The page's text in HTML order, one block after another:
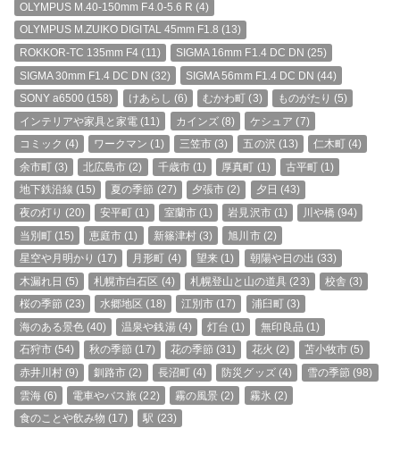
OLYMPUS M.40-150mm F4.0-5.6 R (4)
OLYMPUS M.ZUIKO DIGITAL 45mm F1.8 (13)
ROKKOR-TC 135mm F4 (11) SIGMA 16mm F1.4 DC DN (25)
SIGMA 30mm F1.4 DC DN (32) SIGMA 56mm F1.4 DC DN (44)
SONY a6500 (158) けあらし (6) むかわ町 (3) ものがたり (5)
インテリアや家具と家電 (11) カインズ(8) ケシュア (7)
コミック (4) ワークマン (1) 三笠市 (3) 五の沢 (13) 仁木町 (4)
余市町(3) 北広島市 (2) 千歳市(1) 厚真町 (1) 古平町 (1)
地下鉄沿線 (15) 夏の季節 (27) 夕張市 (2) 夕日 (43)
夜の灯り (20) 安平町 (1) 室蘭市(1) 岩見沢市(1) 川や橋 (94)
当別町(15) 恵庭市 (1) 新篠津村(3) 旭川市(2)
星空や月明かり (17) 月形町 (4) 望来 (1) 朝陽や日の出 (33)
木漏れ日 (5) 札幌市白石区 (4) 札幌登山と山の道具 (23) 校舎 (3)
桜の季節 (23) 水郷地区 (18) 江別市 (17) 浦臼町(3)
海のある景色(40) 温泉や銭湯(4) 灯台 (1) 無印良品 (1)
石狩市(54) 秋の季節 (17) 花の季節 (31) 花火 (2) 苫小牧市 (5)
赤井川村(9) 釧路市 (2) 長沼町(4) 防災グッズ(4) 雪の季節 (98)
雲海(6) 電車やバス旅 (22) 霧の風景 (2) 霧氷 (2)
食のことや飲み物 (17) 駅 (23)